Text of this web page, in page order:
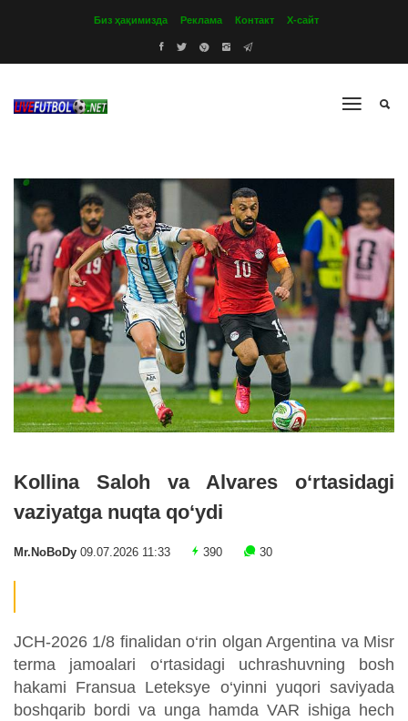
Биз ҳақимизда Реклама Контакт Х-сайт
Kollina Saloh va Alvares o‘rtasidagi
vaziyatga nuqta qo‘ydi
Mr.NoBoDy 09.07.2026 11:33 390 30
JCH-2026 1/8 finalidan o‘rin olgan Argentina va Misr
terma jamoalari o‘rtasidagi uchrashuvning bosh
hakami Fransua Leteksye o‘yinni yuqori saviyada
boshqarib bordi va unga hamda VAR ishiga hech